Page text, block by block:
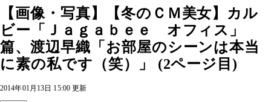
【画像・写真】【冬のＣＭ美女】カル
ビー「Ｊａｇａｂｅｅ オフィス」
篇、渡辺早織「お部屋のシーンは本当
に素の私です（笑）」 (2ページ目)
2014年01月13日 15:00 更新